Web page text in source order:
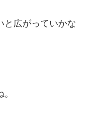
と広がっていかな